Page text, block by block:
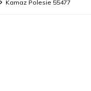
Kamaz Polesie 55477